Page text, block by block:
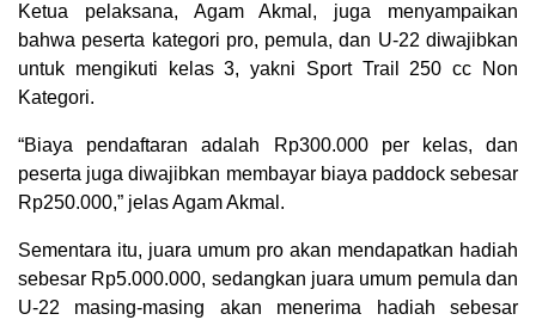
Ketua pelaksana, Agam Akmal, juga menyampaikan
bahwa peserta kategori pro, pemula, dan U-22 diwajibkan
untuk mengikuti kelas 3, yakni Sport Trail 250 cc Non
Kategori.
“Biaya pendaftaran adalah Rp300.000 per kelas, dan
peserta juga diwajibkan membayar biaya paddock sebesar
Rp250.000,” jelas Agam Akmal.
Sementara itu, juara umum pro akan mendapatkan hadiah
sebesar Rp5.000.000, sedangkan juara umum pemula dan
U-22 masing-masing akan menerima hadiah sebesar